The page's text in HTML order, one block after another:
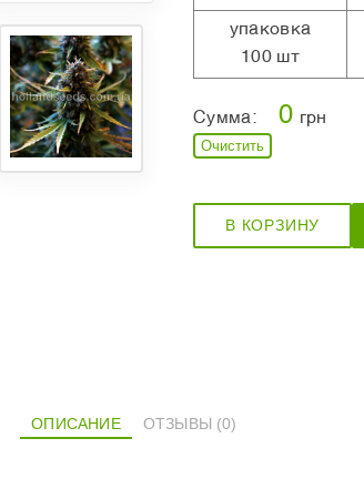
упаковка
100 шт
Сумма: 0 грн
Очистить
В КОРЗИНУ
ОПИСАНИЕ ОТЗЫВЫ (0)